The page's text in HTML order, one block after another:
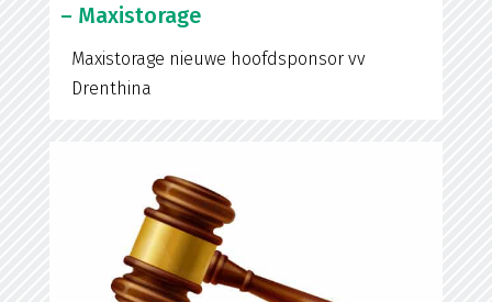
– Maxistorage
Maxistorage nieuwe hoofdsponsor vv
Drenthina